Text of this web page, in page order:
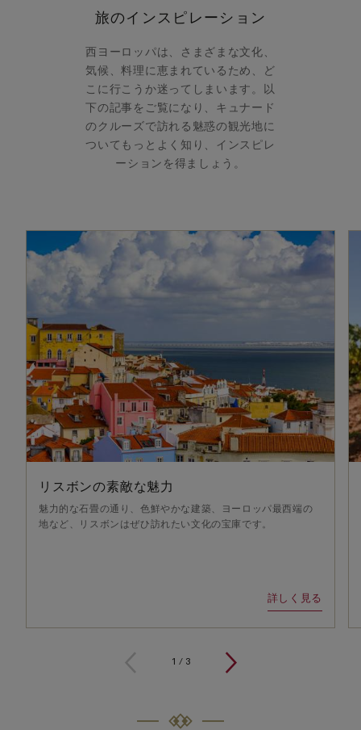
旅のインスピレーション
西ヨーロッパは、さまざまな文化、
気候、料理に恵まれているため、ど
こに行こうか迷ってしまいます。以
下の記事をご覧になり、キュナード
のクルーズで訪れる魅惑の観光地に
ついてもっとよく知り、インスピレ
ーションを得ましょう。
リスボンの素敵な魅力
魅力的な石畳の通り、色鮮やかな建築、ヨーロッパ最西端の
地など、リスボンはぜひ訪れたい文化の宝庫です。
詳しく見る
1 / 3